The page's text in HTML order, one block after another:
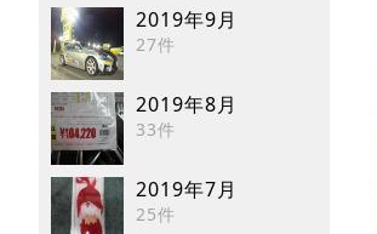
2019年9月
27件
2019年8月
33件
2019年7月
25件